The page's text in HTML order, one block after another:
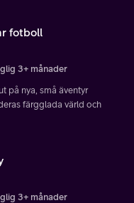
fotboll
3+ månader
på nya, små äventyr
färgglada värld och
3+ månader